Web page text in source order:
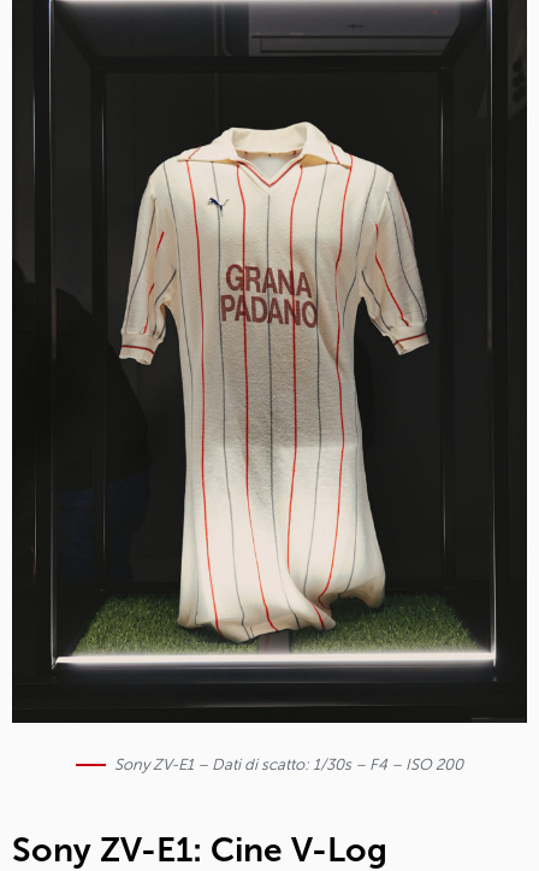
Sony ZV-E1 – Dati di scatto: 1/30s – F4 – ISO 200
Sony ZV-E1: Cine V-Log